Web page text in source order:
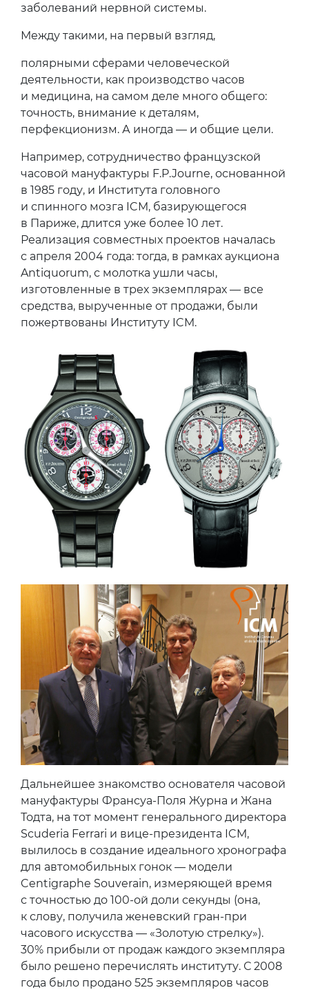
заболеваний нервной системы.
Между такими, на первый взгляд,
полярными сферами человеческой
деятельности, как производство часов
и медицина, на самом деле много общего:
точность, внимание к деталям,
перфекционизм. А иногда — и общие цели.
Например, сотрудничество французской
часовой мануфактуры F.P.Journe, основанной
в 1985 году, и Института головного
и спинного мозга ICM, базирующегося
в Париже, длится уже более 10 лет.
Реализация совместных проектов началась
с апреля 2004 года: тогда, в рамках аукциона
Antiquorum, с молотка ушли часы,
изготовленные в трех экземплярах — все
средства, вырученные от продажи, были
пожертвованы Институту ICM.
Дальнейшее знакомство основателя часовой
мануфактуры Франсуа-Поля Журна и Жана
Тодта, на тот момент генерального директора
Scuderia Ferrari и вице-президента ICM,
вылилось в создание идеального хронографа
для автомобильных гонок — модели
Centigraphe Souverain, измеряющей время
с точностью до 100-ой доли секунды (она,
к слову, получила женевский гран-при
часового искусства — «Золотую стрелку»).
30% прибыли от продаж каждого экземпляра
было решено перечислять институту. С 2008
года было продано 525 экземпляров часов